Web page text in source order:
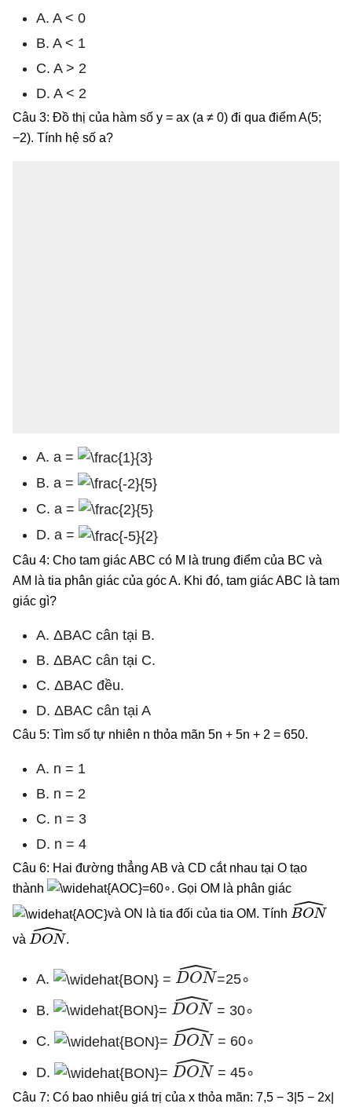
A. A < 0
B. A < 1
C. A > 2
D. A < 2
Câu 3: Đồ thị của hàm số y = ax (a ≠ 0) đi qua điểm A(5;
−2). Tính hệ số a?
A. a =
B. a =
C. a =
D. a =
Câu 4: Cho tam giác ABC có M là trung điểm của BC và
AM là tia phân giác của góc A. Khi đó, tam giác ABC là tam
giác gì?
A. ΔBAC cân tại B.
B. ΔBAC cân tại C.
C. ΔBAC đều.
D. ΔBAC cân tại A
Câu 5: Tìm số tự nhiên n thỏa mãn 5n + 5n + 2 = 650.
A. n = 1
B. n = 2
C. n = 3
D. n = 4
Câu 6: Hai đường thẳng AB và CD cắt nhau tại O tạo
thành
=60∘. Gọi OM là phân giác
và ON là tia đối của tia OM. Tính
BON^
và
DON^
.
A. = DON^=25∘
B.
= DON^ = 30∘
C.
= DON^ = 60∘
D.
= DON^ = 45∘
Câu 7: Có bao nhiêu giá trị của x thỏa mãn: 7,5 − 3|5 − 2x|